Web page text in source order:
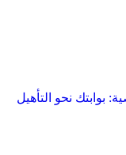
بوابتك نحو التأهيل